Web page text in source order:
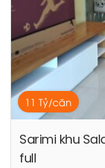
11 Tỷ/căn
Sarimi khu
full